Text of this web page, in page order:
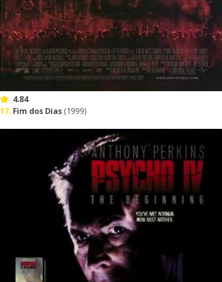
4.84
17. Fim dos Dias(1999)